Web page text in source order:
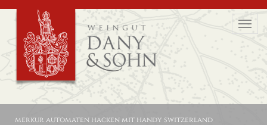
merkur automaten hacken mit handy switzerland